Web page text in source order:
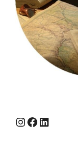
Instagram
Facebook
LinkedIn